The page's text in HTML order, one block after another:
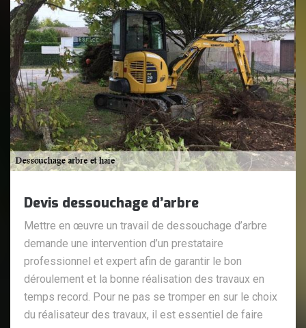
Devis dessouchage d’arbre
Mettre en œuvre un travail de dessouchage d’arbre
demande une intervention d’un prestataire
professionnel et expert afin de garantir le bon
déroulement et la bonne réalisation des travaux en
temps record. Pour ne pas se tromper en sur le choix
du réalisateur des travaux, il est essentiel de faire